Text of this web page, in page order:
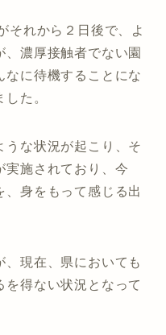
それから２日後で、よ
、濃厚接触者でない園
なに待機することにな
た。
うな状況が起こり、そ
実施されており、今
、身をもって感じる出
、現在、県においても
得ない状況となって